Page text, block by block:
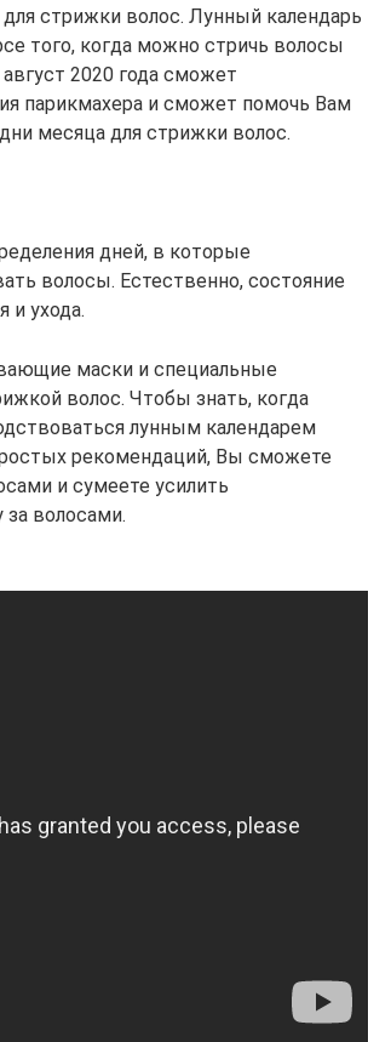
стрижки волос. Лунный календарь
того, когда можно стричь волосы
2020 года сможет
парикмахера и сможет помочь Вам
месяца для стрижки волос.
дней, в которые
волосы. Естественно, состояние
и ухода.
маски и специальные
волос. Чтобы знать, когда
лунным календарем
рекомендаций, Вы сможете
и сумеете усилить
за волосами.